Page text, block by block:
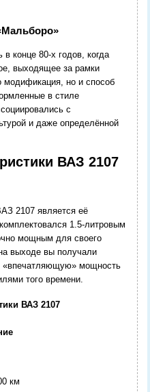
конце 80-х годов, когда
выходящее за рамки
модификация, но и способ
в стиле
с
и даже определённой
ВАЗ 2107
2107 является её
1.5-литровым
мощным для своего
выходе вы получали
«впечатляющую» мощность
того времени.
ВАЗ 2107
км